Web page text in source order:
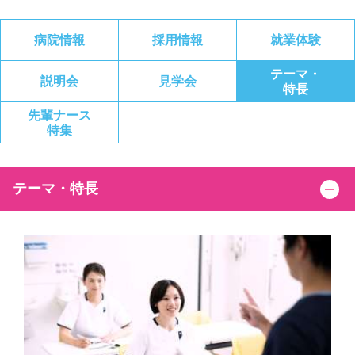
病院情報 採用情報 就業体験
説明会 見学会
テーマ・
特長
先輩ナース
特集
テーマ・特長